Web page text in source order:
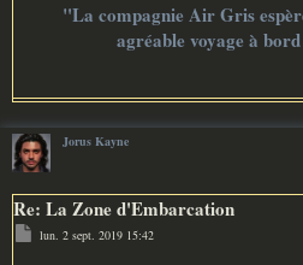
"La compagnie Air Gris
agréable voyage à
Jorus Kayne
Re: La Zone d'Embarcation
M
e
lun. 2 sept. 2019 15:42